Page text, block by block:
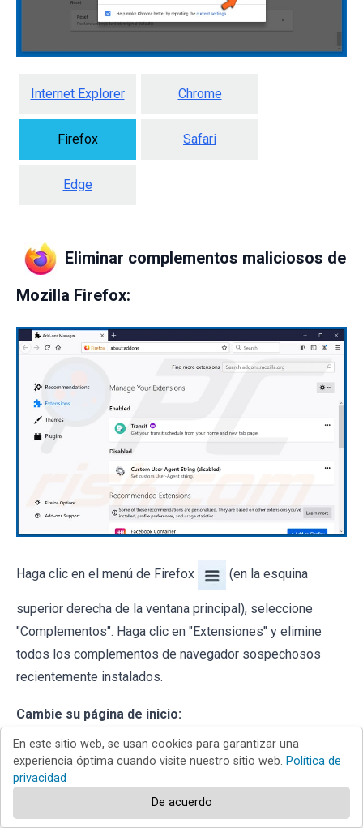
Internet Explorer Chrome
Firefox Safari
Edge
Eliminar complementos maliciosos de
Mozilla Firefox:
Haga clic en el menú de Firefox (en la esquina
superior derecha de la ventana principal), seleccione
"Complementos". Haga clic en "Extensiones" y elimine
todos los complementos de navegador sospechosos
recientemente instalados.
Cambie su página de inicio:
En este sitio web, se usan cookies para garantizar una
experiencia óptima cuando visite nuestro sitio web. Política de
privacidad
De acuerdo